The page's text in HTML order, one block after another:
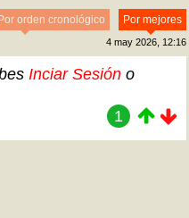
Por mejores
Por orden cronológico
4 may 2026, 12:16
Inciar Sesión o
1